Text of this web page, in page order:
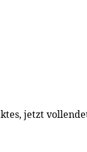
jetzt